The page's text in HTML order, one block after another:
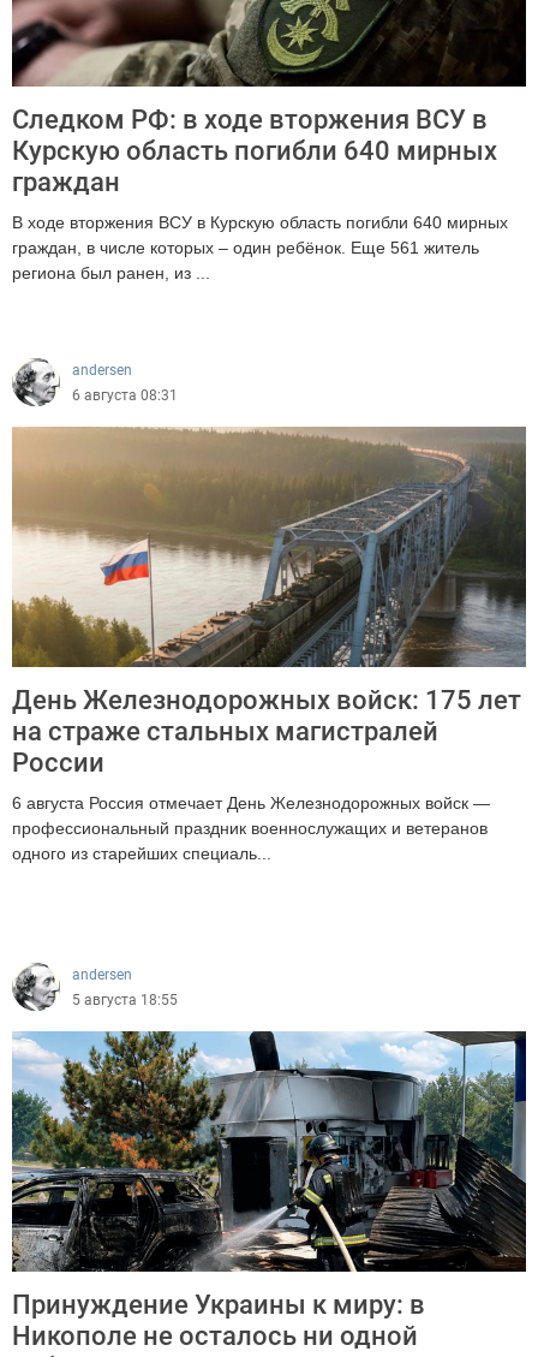
Следком РФ: в ходе вторжения ВСУ в
Курскую область погибли 640 мирных
граждан
В ходе вторжения ВСУ в Курскую область погибли 640 мирных
граждан, в числе которых – один ребёнок. Еще 561 житель
региона был ранен, из ...
andersen
6 августа 08:31
День Железнодорожных войск: 175 лет
на страже стальных магистралей
России
6 августа Россия отмечает День Железнодорожных войск —
профессиональный праздник военнослужащих и ветеранов
одного из старейших специаль...
andersen
5 августа 18:55
Принуждение Украины к миру: в
Никополе не осталось ни одной